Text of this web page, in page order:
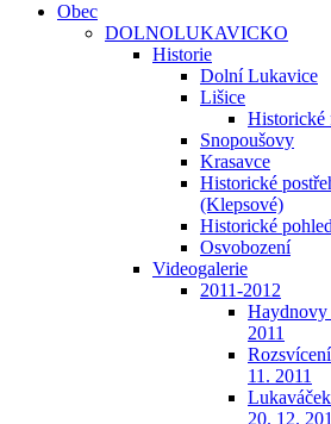
Obec
DOLNOLUKAVICKO
Historie
Dolní Lukavice
Lišice
Historické
Snopoušovy
Krasavce
Historické
(Klepsové)
Historické
Osvobození
Videogalerie
2011-2012
Haydnovy
2011
11. 2011
20. 12.